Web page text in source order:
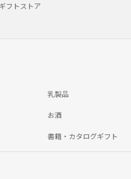
フトストア
乳製品
お酒
書籍・カタログギフト